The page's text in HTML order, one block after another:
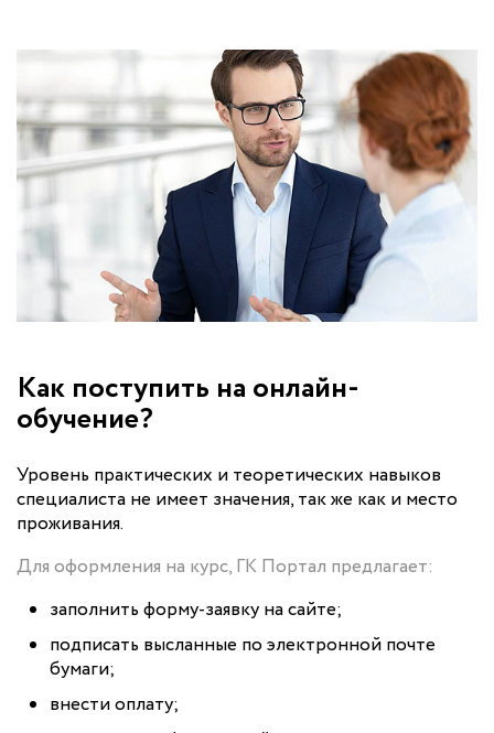
Как поступить на онлайн-
обучение?
Уровень практических и теоретических навыков
специалиста не имеет значения, так же как и место
проживания.
Для оформления на курс, ГК Портал предлагает:
заполнить форму-заявку на сайте;
подписать высланные по электронной почте
бумаги;
внести оплату;